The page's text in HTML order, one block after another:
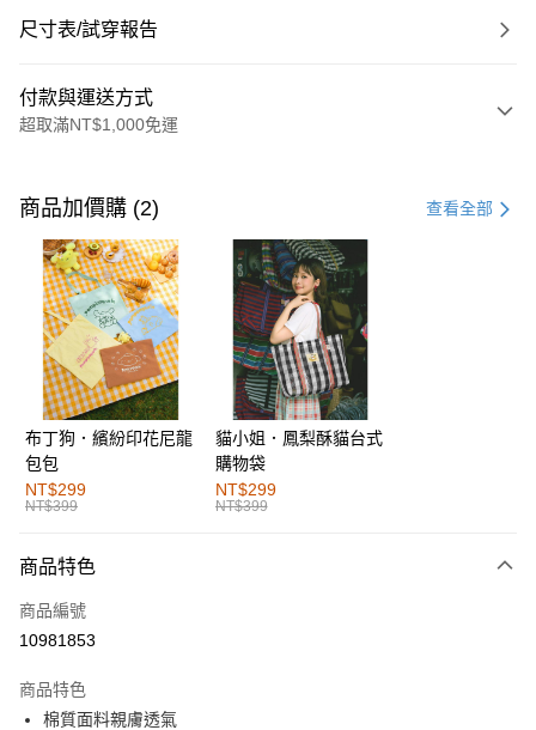
尺寸表/試穿報告
付款與運送方式
超取滿NT$1,000免運
信用卡一次付款
購物金
超商取貨付款
LINE Pay
街口支付
運送方式
全家取貨付款
每筆NT$60，滿NT$1,000(含以上)免運費
付款後全家取貨
萊爾富取貨付款
付款後萊爾富取貨
商品加價購 (2) 查看全部
布丁狗．繽紛印花尼龍
包包
NT$299
NT$399
貓小姐．鳳梨酥貓台式
購物袋
NT$299
NT$399
商品特色
商品編號
10981853
商品特色
棉質面料親膚透氣